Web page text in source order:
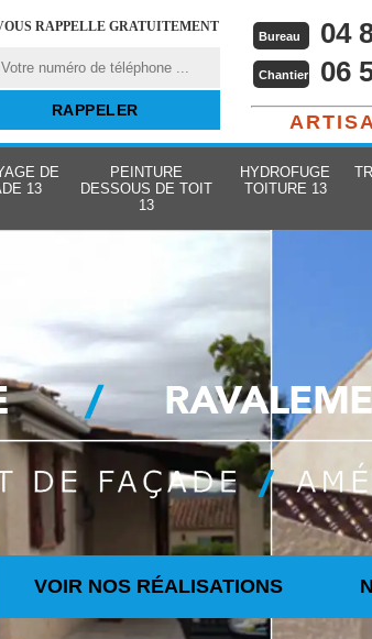
RAPPELLE GRATUITEMENT
Bureau 04
Chantier 06
DE
13
PEINTURE
DESSOUS DE TOIT
13
HYDROFUGE
TOITURE 13
VOIR NOS RÉALISATIONS